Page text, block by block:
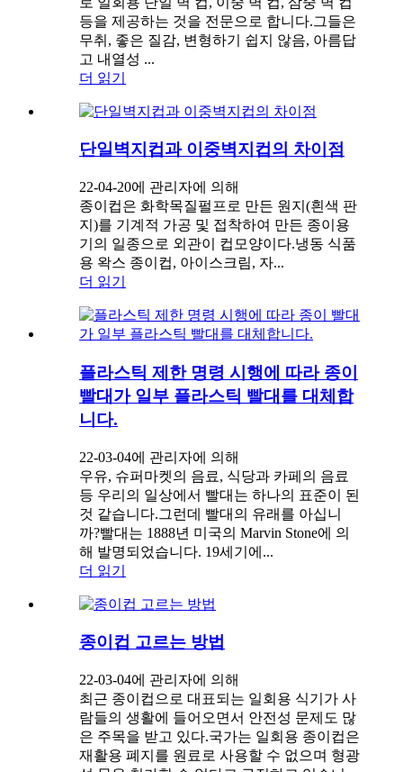
등을 제공하는 것을 전문으로 합니다.그들은
무취, 좋은 질감, 변형하기 쉽지 않음, 아름답
고 내열성 ...
더 읽기
단일벽지컵과 이중벽지컵의 차이점
22-04-20에 관리자에 의해
종이컵은 화학목질펄프로 만든 원지(흰색 판
지)를 기계적 가공 및 접착하여 만든 종이용
기의 일종으로 외관이 컵모양이다.냉동 식품
용 왁스 종이컵, 아이스크림, 자...
더 읽기
플라스틱 제한 명령 시행에 따라 종이
빨대가 일부 플라스틱 빨대를 대체합
니다.
22-03-04에 관리자에 의해
우유, 슈퍼마켓의 음료, 식당과 카페의 음료
등 우리의 일상에서 빨대는 하나의 표준이 된
것 같습니다.그런데 빨대의 유래를 아십니
까?빨대는 1888년 미국의 Marvin Stone에 의
해 발명되었습니다. 19세기에...
더 읽기
종이컵 고르는 방법
22-03-04에 관리자에 의해
최근 종이컵으로 대표되는 일회용 식기가 사
람들의 생활에 들어오면서 안전성 문제도 많
은 주목을 받고 있다.국가는 일회용 종이컵은
재활용 폐지를 원료로 사용할 수 없으며 형광